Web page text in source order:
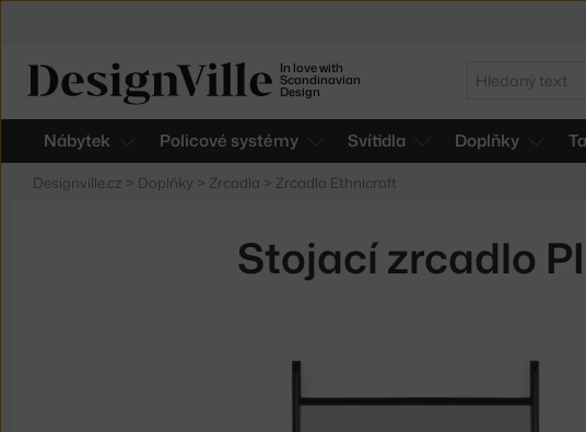
In love with
Scandinavian
Design
Hledat
Nábytek Policové systémy Svítidla Doplňky
Designville.cz > Doplňky > Zrcadla > Zrcadla Ethnicraft
Stojací zrcadlo